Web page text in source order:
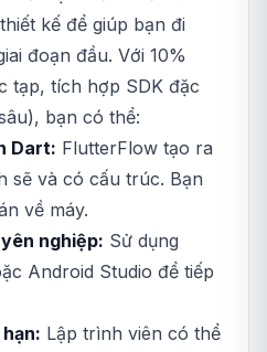
kế để giúp bạn đi
đoạn đầu. Với 10%
tạp, tích hợp SDK đặc
bạn có thể:
Dart: FlutterFlow tạo ra
sẽ và có cấu trúc. Bạn
về máy.
nghiệp: Sử dụng
Android Studio để tiếp
Lập trình viên có thể